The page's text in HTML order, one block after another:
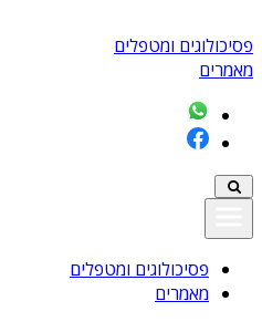
פסיכולוגים ומטפלים
מאמרים
פסיכולוגים ומטפלים
מאמרים